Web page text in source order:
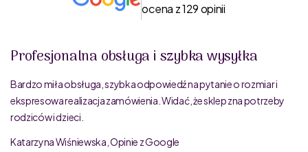
ocena z 129 opinii
Profesjonalna obsługa i szybka wysyłka
Bardzo miła obsługa, szybka odpowiedź na pytanie o rozmiar i
ekspresowa realizacja zamówienia. Widać, że sklep zna potrzeby
rodziców i dzieci.
Katarzyna Wiśniewska, Opinie z Google